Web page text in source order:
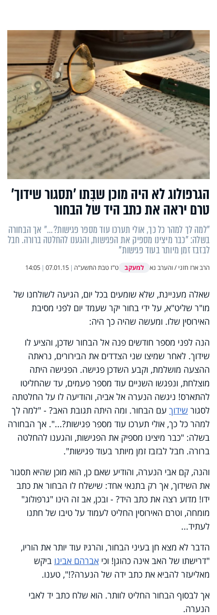
הגרפולוג לא היה מוכן שבִּתו 'תסגור שידוך'
טרם יראה את כתב היד של הבחור
"למה לך למהר כל כך, אולי תערכו עוד מספר פגישות?..." אך הבחורה
בשלה: "כבר מיצינו מספיק את הפגישות, והגענו להחלטה ברורה. חבל
לבזבז זמן מיותר בעוד פגישות"
הרב ארז חזני / והערב נא למעקב ט"ז טבת התשע"ה |
07.01.15
|
14:05
שאלה מעניינת, שלא שומעים בכל יום, הגיעה לשולחנו של
מו"ר שליט"א, על ידי בחור יקר שעמד יום לפני מסיבת
האירוסין שלו. ומעשה שהיה כך היה:
הנה לפני מספר חודשים פנה אל הבחור שדכן, והציע לו
שידוך. לאחר שמיצו שני הצדדים את הבירורים, נראתה
ההצעה מושלמת, וקבע השדכן פגישה. הפגישה היתה
מוצלחת, ונפגשו השניים עוד מספר פעמים, עד שהחליטו
להתארס! ניגשה הנערה אל אביה, והודיעה לו על החלטתה
לסגור שידוך עם הבחור. ומה היתה תגובת האב? - "למה לך
למהר כל כך, אולי תערכו עוד מספר פגישות?...". אך הבחורה
בשלה: "כבר מיצינו מספיק את הפגישות, והגענו להחלטה
ברורה. חבל לבזבז זמן מיותר בעוד פגישות".
והנה, קם אבי הנערה, והודיע שאם כן, הוא מוכן שהיא תסגור
את השידוך, אך רק בתנאי אחד: שישלח לו הבחור את כתב
ידו! מדוע רצה את כתב היד? - ובכן, אב זה הינו "גרפולוג"
מומחה, וטרם האירוסין החליט לעמוד על טיבו של חתנו
לעתיד...
הדבר לא מצא חן בעיני הבחור, והרגיז עוד יותר את הוריו,
"דרישתו של האב אינה כהוגן! וכי אברהם אבינו ביקש
מאליעזר להביא את כתב ידה של הנערה?!", טענו.
אך לבסוף הבחור החליט לוותר. הוא שלח כתב יד לאבי
הנערה.